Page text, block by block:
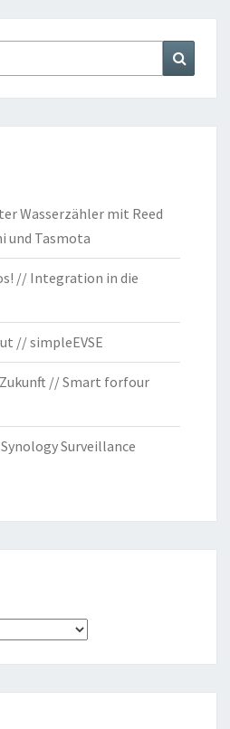
Wasserzähler mit Reed
und Tasmota
// Integration in die
// simpleEVSE
// Smart forfour
Surveillance